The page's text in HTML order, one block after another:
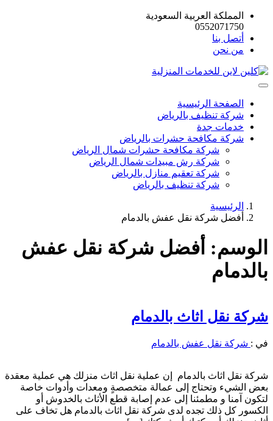
المملكة العربية السعودية
0552071750
أتصل بنا
من نحن
الصفحة الرئيسية
شركة تنظيف بالرياض
خدمات جدة
شركة مكافحة حشرات بالرياض
شركة مكافحة حشرات شمال الرياض
شركة رش مبيدات شمال الرياض
شركة تعقيم منازل بالرياض
شركة تنظيف بالرياض
الرئيسية
أفضل شركة نقل عفش بالدمام
الوسم: أفضل شركة نقل عفش
بالدمام
شركة نقل اثاث بالدمام
في : شركة نقل عفش بالدمام
شركة نقل اثاث بالدمام إن عملية نقل اثاث منزلك هي عملية معقدة
بعض الشيء وتحتاج إلى عمالة متخصصةٍ ومعدات وأدوات خاصة
لتكون آمنا و مطمئنا إلى عدم إصابة قطع الأثاث بالخدوش أو
الكسور كل ذلك تجده لدى شركة نقل اثاث بالدمام هل تخاف على